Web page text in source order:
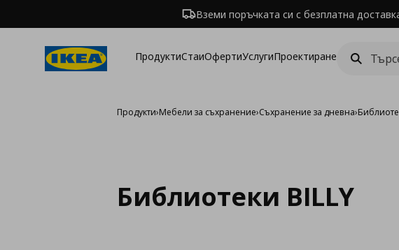
Вземи поръчката си с безплатна
ПродуктиСтаиОфертиУслугиПроектиране
Продукти›Мебели за съхранение›Съхранение за дневна›
Библиотеки BILLY